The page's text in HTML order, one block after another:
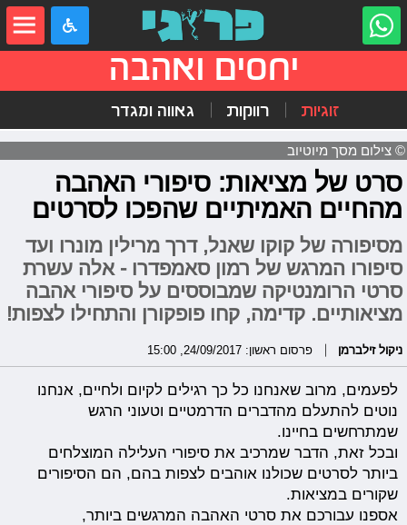
יחסים ואהבה
זוגיות רווקות גאווה ומגדר
© צילום מסך מיוטיוב
סרט של מציאות: סיפורי האהבה
מהחיים האמיתיים שהפכו לסרטים
מסיפורה של קוקו שאנל, דרך מרילין מונרו ועד
סיפורו המרגש של רמון סאמפדרו - אלה עשרת
סרטי הרומנטיקה שמבוססים על סיפורי אהבה
מציאותיים. קדימה, קחו פופקורן והתחילו לצפות!
ניקול זילברמן פרסום ראשון: 24/09/2017, 15:00
לפעמים, מרוב שאנחנו כל כך רגילים לקיום ולחיים, אנחנו
נוטים להתעלם מהדברים הדרמטיים וטעוני הרגש
שמתרחשים בחיינו.
ובכל זאת, הדבר שמרכיב את סיפורי העלילה המוצלחים
ביותר לסרטים שכולנו אוהבים לצפות בהם, הם הסיפורים
שקורים במציאות.
אספנו עבורכם את סרטי האהבה המרגשים ביותר,